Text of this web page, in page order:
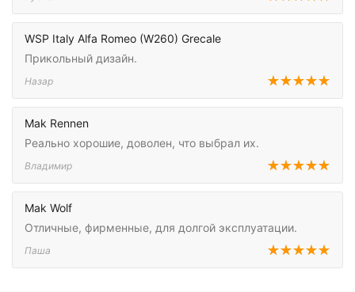
WSP Italy Alfa Romeo (W260) Grecale
Прикольный дизайн.
Назар
Mak Rennen
Реально хорошие, доволен, что выбрал их.
Владимир
Mak Wolf
Отличные, фирменные, для долгой эксплуатации.
Паша